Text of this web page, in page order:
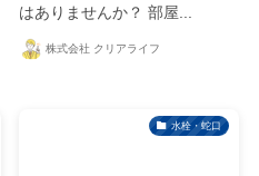
はありませんか？ 部屋...
株式会社 クリアライフ
水栓・蛇口